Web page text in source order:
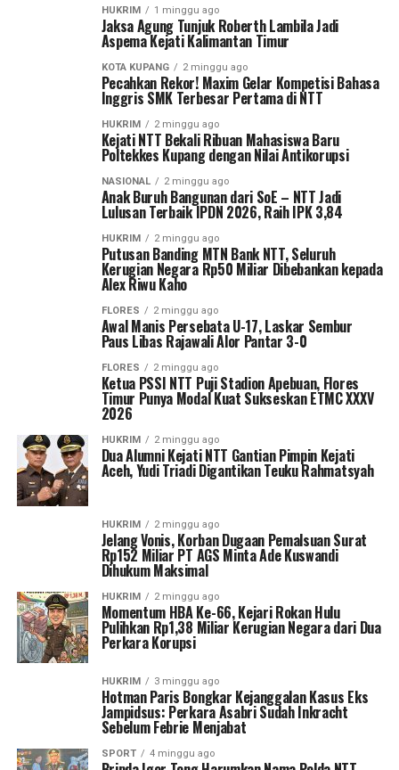
HUKRIM 1 minggu ago
Jaksa Agung Tunjuk Roberth Lambila Jadi
Aspema Kejati Kalimantan Timur
KOTA KUPANG 2 minggu ago
Pecahkan Rekor! Maxim Gelar Kompetisi Bahasa
Inggris SMK Terbesar Pertama di NTT
HUKRIM 2 minggu ago
Kejati NTT Bekali Ribuan Mahasiswa Baru
Poltekkes Kupang dengan Nilai Antikorupsi
NASIONAL 2 minggu ago
Anak Buruh Bangunan dari SoE – NTT Jadi
Lulusan Terbaik IPDN 2026, Raih IPK 3,84
HUKRIM 2 minggu ago
Putusan Banding MTN Bank NTT, Seluruh
Kerugian Negara Rp50 Miliar Dibebankan kepada
Alex Riwu Kaho
FLORES 2 minggu ago
Awal Manis Persebata U-17, Laskar Sembur
Paus Libas Rajawali Alor Pantar 3-0
FLORES 2 minggu ago
Ketua PSSI NTT Puji Stadion Apebuan, Flores
Timur Punya Modal Kuat Sukseskan ETMC XXXV
2026
HUKRIM 2 minggu ago
Dua Alumni Kejati NTT Gantian Pimpin Kejati
Aceh, Yudi Triadi Digantikan Teuku Rahmatsyah
HUKRIM 2 minggu ago
Jelang Vonis, Korban Dugaan Pemalsuan Surat
Rp152 Miliar PT AGS Minta Ade Kuswandi
Dihukum Maksimal
HUKRIM 2 minggu ago
Momentum HBA Ke-66, Kejari Rokan Hulu
Pulihkan Rp1,38 Miliar Kerugian Negara dari Dua
Perkara Korupsi
HUKRIM 3 minggu ago
Hotman Paris Bongkar Kejanggalan Kasus Eks
Jampidsus: Perkara Asabri Sudah Inkracht
Sebelum Febrie Menjabat
SPORT 4 minggu ago